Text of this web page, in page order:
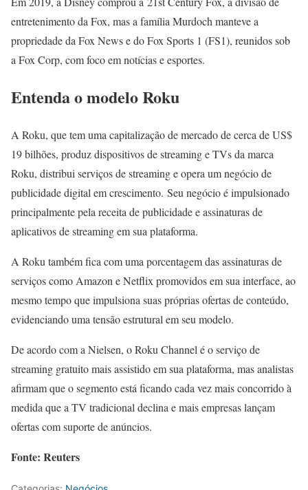
entretenimento da Fox, mas a família Murdoch manteve a
propriedade da Fox News e do Fox Sports 1 (FS1), reunidos sob
a Fox Corp, com foco em notícias e esportes.
Entenda o modelo Roku
A Roku, que tem uma capitalização de mercado de cerca de US$
19 bilhões, produz dispositivos de streaming e TVs da marca
Roku, distribui serviços de streaming e opera um negócio de
publicidade digital em crescimento. Seu negócio é impulsionado
principalmente pela receita de publicidade e assinaturas de
aplicativos de streaming em sua plataforma.
A Roku também fica com uma porcentagem das assinaturas de
serviços como Amazon e Netflix promovidos em sua interface, ao
mesmo tempo que impulsiona suas próprias ofertas de conteúdo,
evidenciando uma tensão estrutural em seu modelo.
De acordo com a Nielsen, o Roku Channel é o serviço de
streaming gratuito mais assistido em sua plataforma, mas analistas
afirmam que o segmento está ficando cada vez mais concorrido à
medida que a TV tradicional declina e mais empresas lançam
ofertas com suporte de anúncios.
Fonte: Reuters